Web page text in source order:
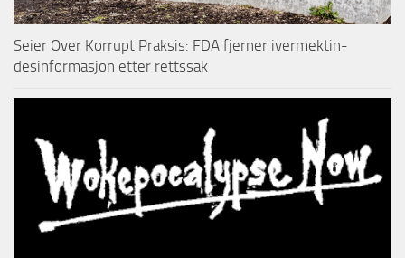
Seier Over Korrupt Praksis: FDA fjerner ivermektin-
desinformasjon etter rettssak